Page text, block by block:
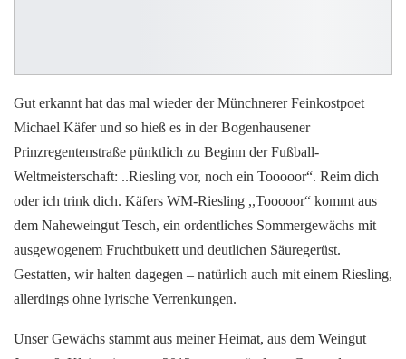
Gut erkannt hat das mal wieder der Münchnerer Feinkostpoet
Michael Käfer und so hieß es in der Bogenhausener
Prinzregentenstraße pünktlich zu Beginn der Fußball-
Weltmeisterschaft: ..Riesling vor, noch ein Tooooor“. Reim dich
oder ich trink dich. Käfers WM-Riesling ,,Tooooor“ kommt aus
dem Naheweingut Tesch, ein ordentliches Sommergewächs mit
ausgewogenem Fruchtbukett und deutlichen Säuregerüst.
Gestatten, wir halten dagegen – natürlich auch mit einem Riesling,
allerdings ohne lyrische Verrenkungen.
Unser Gewächs stammt aus meiner Heimat, aus dem Weingut